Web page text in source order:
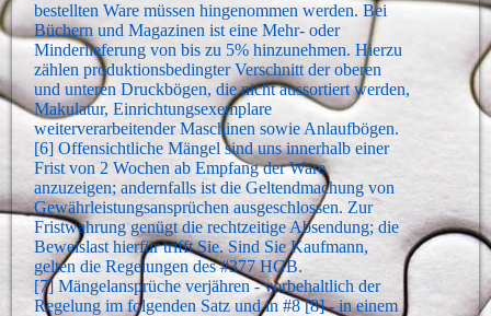
bestellten Ware müssen hingenommen werden. Bei
Büchern und Magazinen ist eine Mehr- oder
Minderlieferung von bis zu 5% hinzunehmen. Hierzu
zählen produktionsbedingter Verschnitt der oberen
und unteren Druckbögen, die nicht aussortiert werden,
Makulatur, Einrichtungsexemplare
weiterverarbeitender Maschinen sowie Anlaufbögen.
[6] Offensichtliche Mängel sind uns innerhalb einer
Frist von 2 Wochen ab Empfang der Ware
anzuzeigen; andernfalls ist die Geltendmachung von
Gewährleistungsansprüchen ausgeschlossen. Zur
Fristwahrung genügt die rechtzeitige Absendung; die
Beweislast hierfür trifft Sie. Sind Sie Kaufmann,
gelten die Regelungen des #377 HGB.
[7] Mängelansprüche verjähren - vorbehaltlich der
Regelung im folgenden Satz und in #8 [8] - in einem